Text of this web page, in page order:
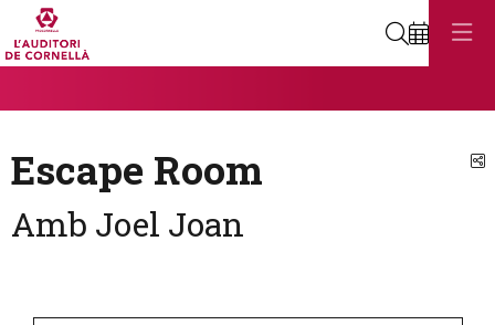
Cerca
Escape Room
Amb Joel Joan